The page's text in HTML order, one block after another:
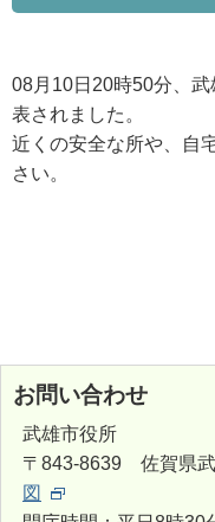
08月10日20時50分、
表されました。
近くの安全な所や、自
さい。
お問い合わせ
武雄市役所
〒843-8639 佐賀県
図